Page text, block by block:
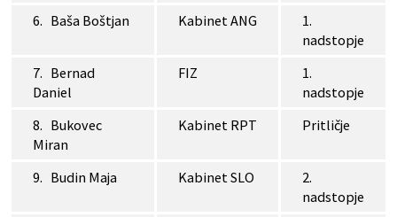
6. Baša Boštjan
Kabinet ANG
1.
nadstopje
7. Bernad
Daniel
FIZ
1.
nadstopje
8. Bukovec
Miran
Kabinet RPT Pritličje
9. Budin Maja Kabinet SLO
2.
nadstopje